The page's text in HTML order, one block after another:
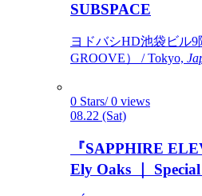
SUBSPACE
ヨドバシHD池袋ビル
GROOVE） / Tokyo,
0 Stars/ 0 views
08.22 (Sat)
『SAPPHIRE
Ely Oaks ｜